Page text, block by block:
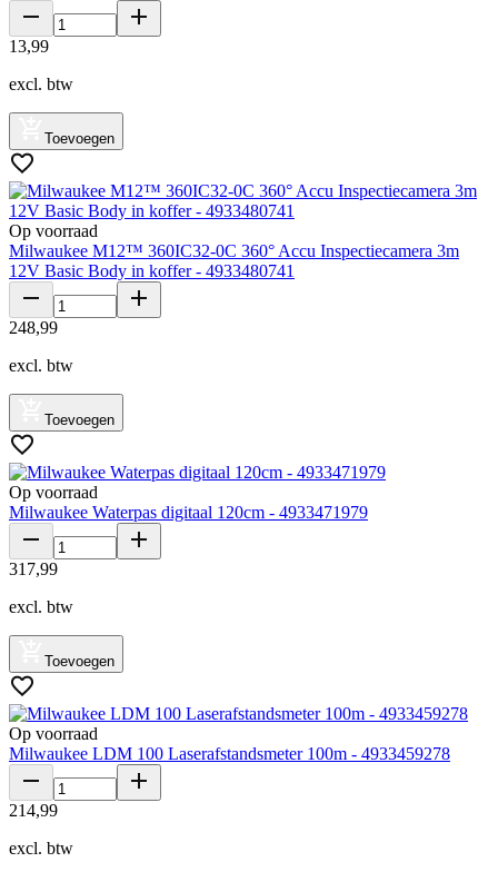
13,99
excl. btw
Toevoegen
Op voorraad
Milwaukee M12™ 360IC32-0C 360° Accu Inspectiecamera 3m
12V Basic Body in koffer - 4933480741
248,99
excl. btw
Toevoegen
Op voorraad
Milwaukee Waterpas digitaal 120cm - 4933471979
317,99
excl. btw
Toevoegen
Op voorraad
Milwaukee LDM 100 Laserafstandsmeter 100m - 4933459278
214,99
excl. btw